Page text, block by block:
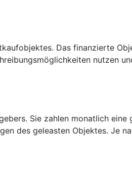
Das finanzierte
nutzen
Sie zahlen monatlich
des geleasten Objektes. Je